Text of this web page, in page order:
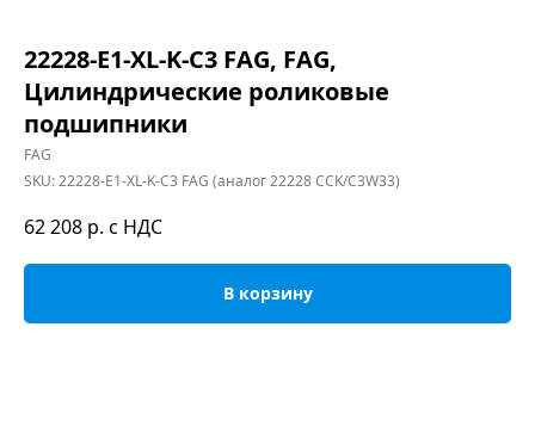
22228-E1-XL-K-C3 FAG, FAG,
Цилиндрические роликовые
подшипники
FAG
SKU:22228-E1-XL-K-C3 FAG (аналог 22228 CCK/C3W33)
62 208 р. с НДС
В корзину